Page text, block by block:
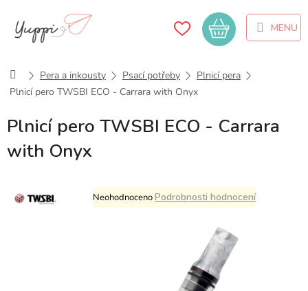
obsah
Nákupní
košík
DomůPera a inkousty Psací potřeby
Plnicí pera
Plnicí pero TWSBI ECO - Carrara with Onyx
Plnicí pero TWSBI ECO - Carrara
with Onyx
Průměrné
hodnocení
NeohodnocenoPodrobnosti hodnocení